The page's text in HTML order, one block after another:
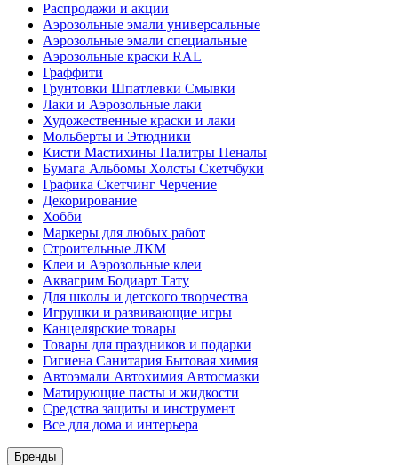
Распродажи и акции
Аэрозольные эмали универсальные
Аэрозольные эмали специальные
Аэрозольные краски RAL
Граффити
Грунтовки Шпатлевки Смывки
Лаки и Аэрозольные лаки
Художественные краски и лаки
Мольберты и Этюдники
Кисти Мастихины Палитры Пеналы
Бумага Альбомы Холсты Скетчбуки
Графика Скетчинг Черчение
Декорирование
Хобби
Маркеры для любых работ
Строительные ЛКМ
Клеи и Аэрозольные клеи
Аквагрим Бодиарт Тату
Для школы и детского творчества
Игрушки и развивающие игры
Канцелярские товары
Товары для праздников и подарки
Гигиена Санитария Бытовая химия
Автоэмали Автохимия Автосмазки
Матирующие пасты и жидкости
Средства защиты и инструмент
Все для дома и интерьера
Бренды